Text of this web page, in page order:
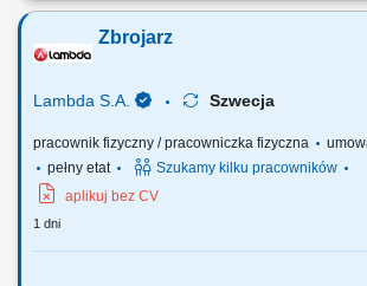
budowlanych praca w brygadzie, praca zespołowa;
Zbrojarz
Lambda S.A. Szwecja
pracownik fizyczny / pracowniczka fizyczna
pełny etat
Szukamy kilku pracowników
aplikuj bez CV
1 dni